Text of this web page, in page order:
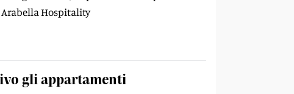
Hospitality
gli appartamenti